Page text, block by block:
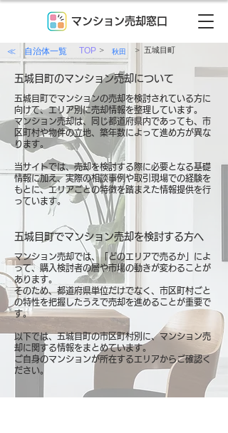
マンション売却窓口
≪ 自治体一覧 TOP > 秋田 > 五城目町
五城目町のマンション売却について
五城目町でマンションの売却を検討されている方に
向けて、エリア別に売却情報を整理しています。
マンション売却は、同じ都道府県内であっても、市
区町村や物件の立地、築年数によって進め方が異な
ります。
当サイトでは、売却を検討する際に必要となる基礎
情報に加え、実際の相談事例や取引現場での経験を
もとに、エリアごとの特徴を踏まえた情報提供を行
っています。
五城目町でマンション売却を検討する方へ
マンション売却では、「どのエリアで売るか」によ
って、購入検討者の層や市場の動きが変わることが
あります。
そのため、都道府県単位だけでなく、市区町村ごと
の特性を把握したうえで売却を進めることが重要で
す。
以下では、五城目町の市区町村別に、マンション売
却に関する情報をまとめています。
ご自身のマンションが所在するエリアからご確認く
ださい。